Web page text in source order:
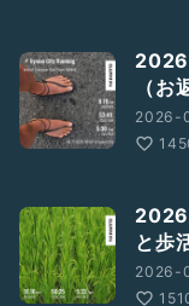
（お
2026-
と歩
2026-